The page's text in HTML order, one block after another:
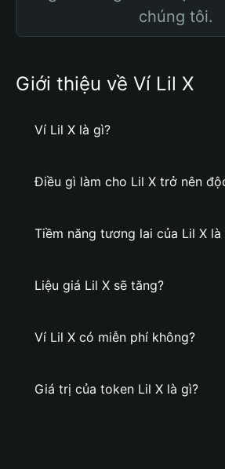
chúng tôi.
Giới thiệu về Ví Lil X
Ví Lil X là gì?
Điều gì làm cho Lil X trở nên
Tiềm năng tương lai của Lil X là
Liệu giá Lil X sẽ tăng?
Ví Lil X có miễn phí không?
Giá trị của token Lil X là gì?